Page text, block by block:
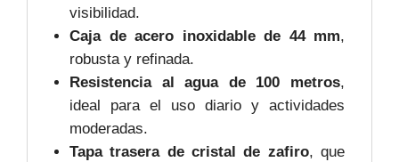
visibilidad.
Caja de acero inoxidable de 44 mm,
robusta y refinada.
Resistencia al agua de 100 metros,
ideal para el uso diario y actividades
moderadas.
Tapa trasera de cristal de zafiro, que